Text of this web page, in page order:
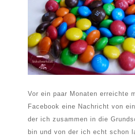
Vor ein paar Monaten erreichte
Facebook eine Nachricht von
der ich zusammen in die
bin und von der ich echt schon